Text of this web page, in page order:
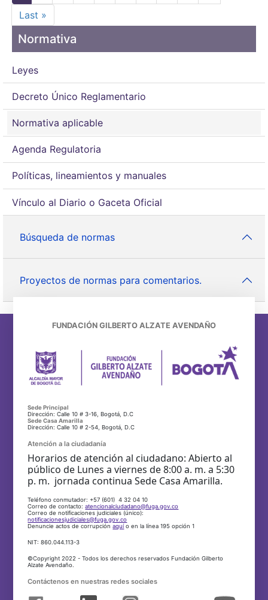
Normativa
Leyes
Decreto Único Reglamentario
Normativa aplicable
Agenda Regulatoria
Políticas, lineamientos y manuales
Vínculo al Diario o Gaceta Oficial
Búsqueda de normas
Proyectos de normas para comentarios.
Última página
Last »
FUNDACIÓN GILBERTO ALZATE AVENDAÑO
Sede Principal
Dirección: Calle 10 # 3-16, Bogotá, D.C
Sede Casa Amarilla
Dirección: Calle 10 # 2-54, Bogotá, D.C
Atención a la ciudadanía
Horarios de atención al ciudadano: Abierto al
público de Lunes a viernes de 8:00 a. m. a 5:30
p. m. jornada continua Sede Casa Amarilla.
Teléfono conmutador: +57 (601) 4 32 04 10
Correo de contacto:atencionalciudadano@fuga.gov.co
Correo de notificaciones judiciales (único):
notificacionesjudiciales@fuga.gov.co
Denuncie actos de corrupciónaquío en la línea 195 opción 1
NIT: 860.044.113-3
©Copyright 2022 - Todos los derechos reservados Fundación Gilberto
Alzate Avendaño.
Contáctenos en nuestras redes sociales